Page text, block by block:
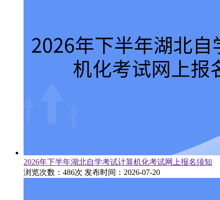
2026年下半年湖北自学考试计算机化考试网上报名须知
浏览次数：486次 发布时间：2026-07-20